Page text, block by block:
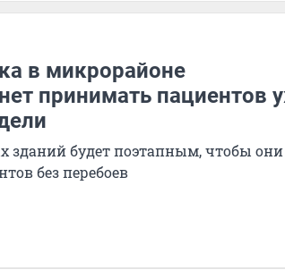
в микрорайоне
принимать пациентов
зданий будет поэтапным, чтобы они
без перебоев